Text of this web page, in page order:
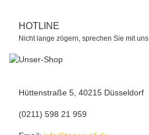
HOTLINE
Nicht lange zögern, sprechen Sie mit uns
Hüttenstraße 5, 40215 Düsseldorf
(0211) 598 21 959